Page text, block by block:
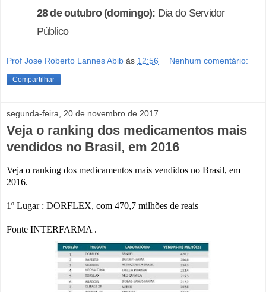
28 de outubro (domingo): Dia do Servidor
Público
Prof Jose Roberto Lannes Abib às 12:56 Nenhum comentário:
Compartilhar
segunda-feira, 20 de novembro de 2017
Veja o ranking dos medicamentos mais
vendidos no Brasil, em 2016
Veja o ranking dos medicamentos mais vendidos no Brasil, em
2016.
1º Lugar : DORFLEX, com 470,7 milhões de reais
Fonte INTERFARMA .